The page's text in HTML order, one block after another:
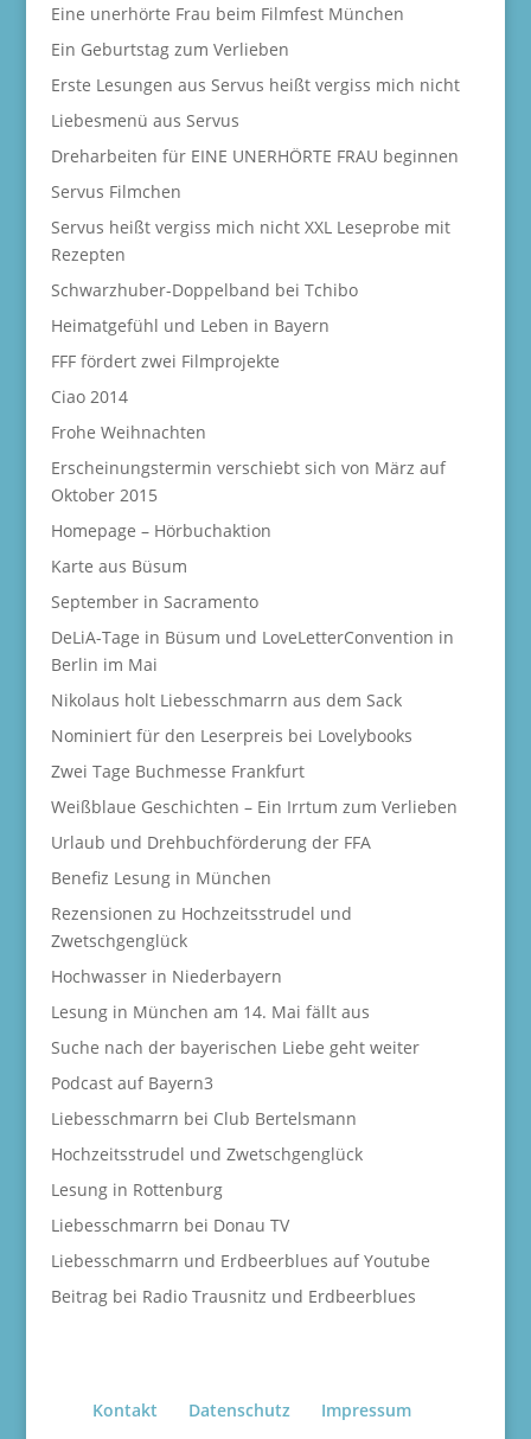
Eine unerhörte Frau beim Filmfest München
Ein Geburtstag zum Verlieben
Erste Lesungen aus Servus heißt vergiss mich nicht
Liebesmenü aus Servus
Dreharbeiten für EINE UNERHÖRTE FRAU beginnen
Servus Filmchen
Servus heißt vergiss mich nicht XXL Leseprobe mit
Rezepten
Schwarzhuber-Doppelband bei Tchibo
Heimatgefühl und Leben in Bayern
FFF fördert zwei Filmprojekte
Ciao 2014
Frohe Weihnachten
Erscheinungstermin verschiebt sich von März auf
Oktober 2015
Homepage – Hörbuchaktion
Karte aus Büsum
September in Sacramento
DeLiA-Tage in Büsum und LoveLetterConvention in
Berlin im Mai
Nikolaus holt Liebesschmarrn aus dem Sack
Nominiert für den Leserpreis bei Lovelybooks
Zwei Tage Buchmesse Frankfurt
Weißblaue Geschichten – Ein Irrtum zum Verlieben
Urlaub und Drehbuchförderung der FFA
Benefiz Lesung in München
Rezensionen zu Hochzeitsstrudel und
Zwetschgenglück
Hochwasser in Niederbayern
Lesung in München am 14. Mai fällt aus
Suche nach der bayerischen Liebe geht weiter
Podcast auf Bayern3
Liebesschmarrn bei Club Bertelsmann
Hochzeitsstrudel und Zwetschgenglück
Lesung in Rottenburg
Liebesschmarrn bei Donau TV
Liebesschmarrn und Erdbeerblues auf Youtube
Beitrag bei Radio Trausnitz und Erdbeerblues
Kontakt Datenschutz Impressum